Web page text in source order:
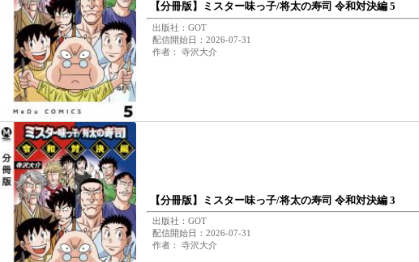
【分冊版】ミスター味っ子/将太の寿司 令和対決編 5
出版社：GOT
配信開始日：2026-07-31
作者： 寺沢大介
【分冊版】ミスター味っ子/将太の寿司 令和対決編 3
出版社：GOT
配信開始日：2026-07-31
作者： 寺沢大介